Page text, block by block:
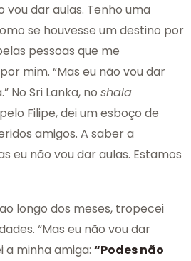
vou dar aulas. Tenho uma
se houvesse um destino por
pessoas que me
mim. “Mas eu não vou dar
No Sri Lanka, no shala
Filipe, dei um esboço de
amigos. A saber a
eu não vou dar aulas. Estamos
longo dos meses, tropecei
“Mas eu não vou dar
a minha amiga: “Podes não